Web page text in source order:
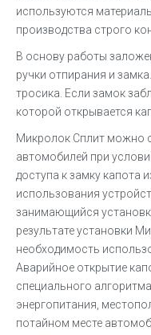
используются
производства строго
В основу работы
ручки отпирания и
тросика. Если замок
которой открывается
Микролок Сплит можно
автомобилей при
доступа к замку капота
использования
занимающийся
результате установки
необходимость
Аварийное открытие
специального
энергопитания,
потайном месте